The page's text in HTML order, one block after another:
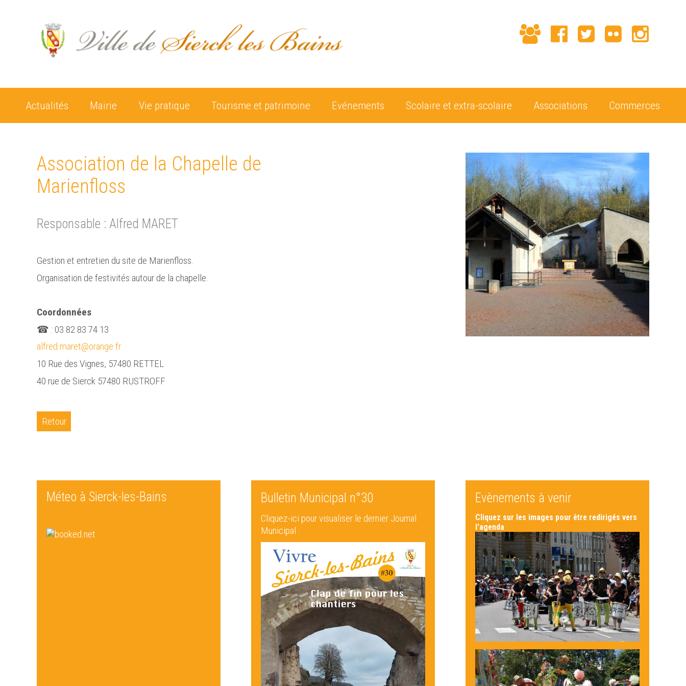
Actualités Mairie Vie pratique Tourisme et patrimoine Evénements Scolaire et extra-scolaire Associations Commerces
Association de la Chapelle de
Marienfloss
Responsable : Alfred MARET
Gestion et entretien du site de Marienfloss.
Organisation de festivités autour de la chapelle.
Coordonnées
☎ : 03 82 83 74 13
alfred.maret@orange.fr
10 Rue des Vignes, 57480 RETTEL
40 rue de Sierck 57480 RUSTROFF
Retour
Méteo à Sierck-les-Bains Bulletin Municipal n°30
Cliquez-ici pour visualiser le dernier Journal
Municipal :
Evènements à venir
Cliquez sur les images pour être redirigés vers
l'agenda